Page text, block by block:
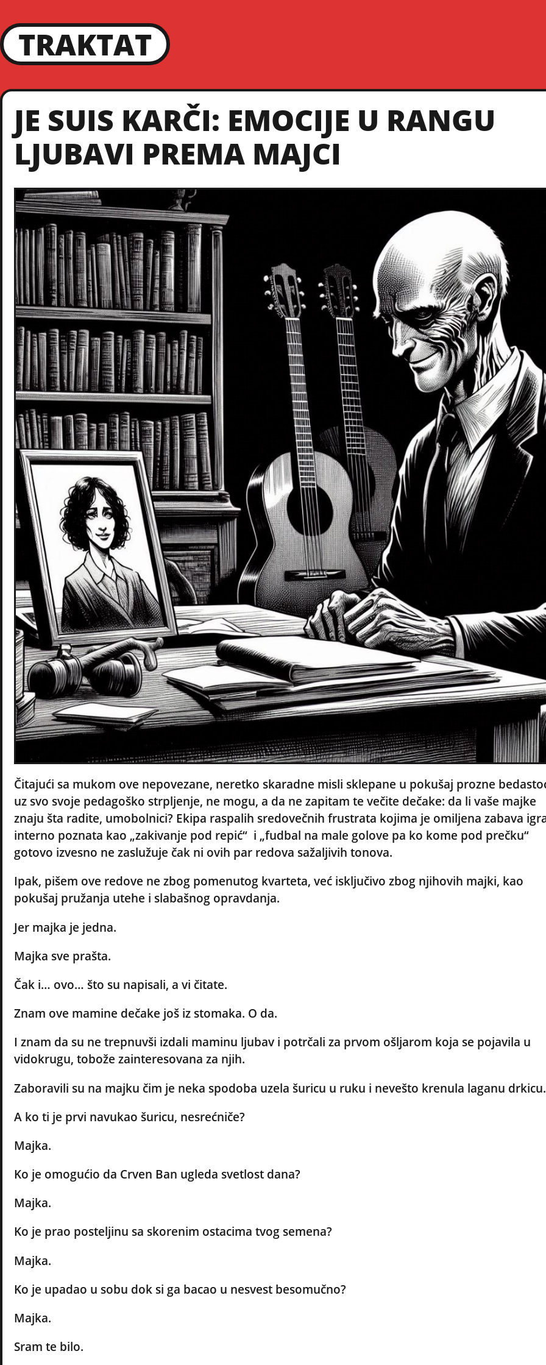
TRAKTAT
JE SUIS KARČI: EMOCIJE U RANGU
LJUBAVI PREMA MAJCI
Čitajući sa mukom ove nepovezane, neretko skaradne misli sklepane u pokušaj prozne
uz svo svoje pedagoško strpljenje, ne mogu, a da ne zapitam te večite dečake: da li vaše majke
znaju šta radite, umobolnici? Ekipa raspalih sredovečnih frustrata kojima je omiljena zabava
interno poznata kao „zakivanje pod repić“ i „fudbal na male golove pa ko kome pod prečku“
gotovo izvesno ne zaslužuje čak ni ovih par redova sažaljivih tonova.
Ipak, pišem ove redove ne zbog pomenutog kvarteta, već isključivo zbog njihovih majki, kao
pokušaj pružanja utehe i slabašnog opravdanja.
Jer majka je jedna.
Majka sve prašta.
Čak i… ovo… što su napisali, a vi čitate.
Znam ove mamine dečake još iz stomaka. O da.
I znam da su ne trepnuvši izdali maminu ljubav i potrčali za prvom ošljarom koja se pojavila u
vidokrugu, tobože zainteresovana za njih.
Zaboravili su na majku čim je neka spodoba uzela šuricu u ruku i nevešto krenula laganu drkicu.
A ko ti je prvi navukao šuricu, nesrećniče?
Majka.
Ko je omogućio da Crven Ban ugleda svetlost dana?
Majka.
Ko je prao posteljinu sa skorenim ostacima tvog semena?
Majka.
Ko je upadao u sobu dok si ga bacao u nesvest besomučno?
Majka.
Sram te bilo.